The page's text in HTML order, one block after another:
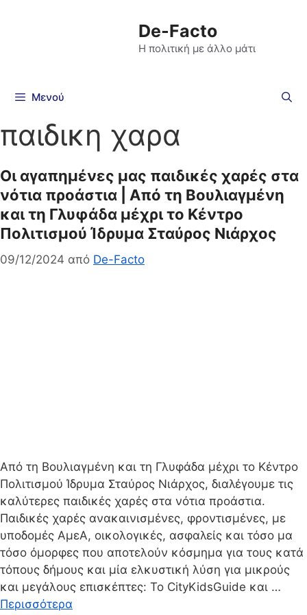
De-Facto
Η πολιτική με άλλο μάτι
Μενού
παιδικη χαρα
Οι αγαπημένες μας παιδικές χαρές στα
νότια προάστια | Από τη Βουλιαγμένη
και τη Γλυφάδα μέχρι το Κέντρο
Πολιτισμού Ίδρυμα Σταύρος Νιάρχος
09/12/2024 από De-Facto
Από τη Βουλιαγμένη και τη Γλυφάδα μέχρι το Κέντρο
Πολιτισμού Ίδρυμα Σταύρος Νιάρχος, διαλέγουμε τις
καλύτερες παιδικές χαρές στα νότια προάστια.
Παιδικές χαρές ανακαινισμένες, φροντισμένες, με
υποδομές ΑμεΑ, οικολογικές, ασφαλείς και τόσο μα
τόσο όμορφες που αποτελούν κόσμημα για τους κατά
τόπους δήμους και μία ελκυστική λύση για μικρούς
και μεγάλους επισκέπτες: Το CityKidsGuide και …
Περισσότερα